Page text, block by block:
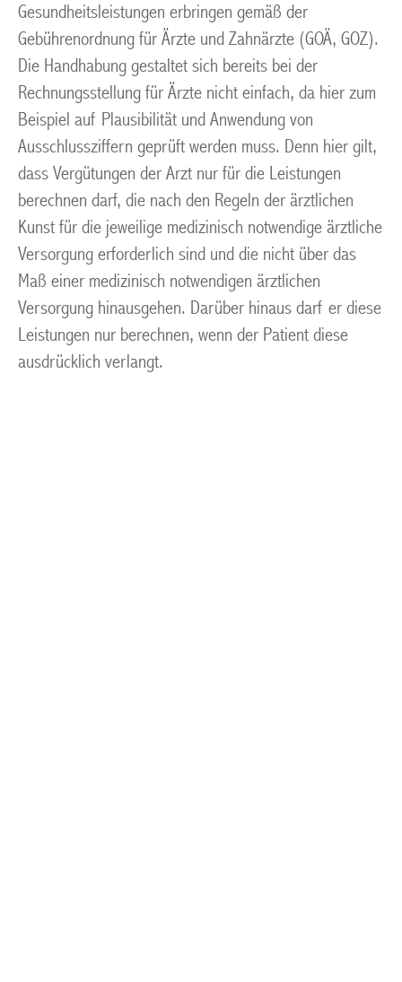
Gesundheitsleistungen erbringen gemäß der
Gebührenordnung für Ärzte und Zahnärzte (GOÄ, GOZ).
Die Handhabung gestaltet sich bereits bei der
Rechnungsstellung für Ärzte nicht einfach, da hier zum
Beispiel auf Plausibilität und Anwendung von
Ausschlussziffern geprüft werden muss. Denn hier gilt,
dass Vergütungen der Arzt nur für die Leistungen
berechnen darf, die nach den Regeln der ärztlichen
Kunst für die jeweilige medizinisch notwendige ärztliche
Versorgung erforderlich sind und die nicht über das
Maß einer medizinisch notwendigen ärztlichen
Versorgung hinausgehen. Darüber hinaus darf er diese
Leistungen nur berechnen, wenn der Patient diese
ausdrücklich verlangt.